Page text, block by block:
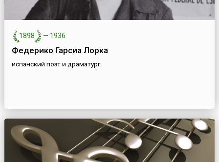
1898 — 1936
Федерико Гарсиа Лорка
испанский поэт и драматург